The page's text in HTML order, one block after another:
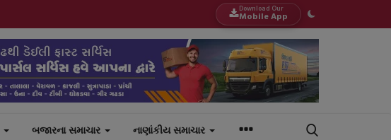
Download Our
Mobile App
બજારના સમાચાર નાણાંકીય સમાચાર